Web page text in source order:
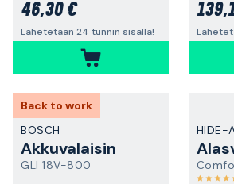
46,30 €
Lähetetään 24 tunnin sisällä!
Back to work
BOSCH
Akkuvalaisin
GLI 18V-800
HIDE-